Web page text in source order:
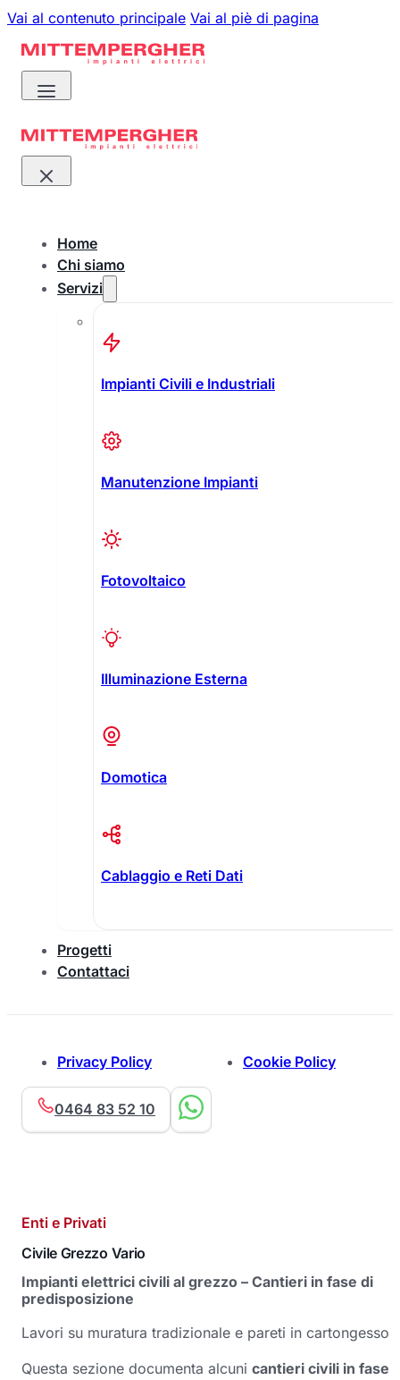
Vai al contenuto principale Vai al piè di pagina
Home
Chi siamo
Servizi
Impianti Civili e Industriali
Manutenzione Impianti
Fotovoltaico
Illuminazione Esterna
Domotica
Cablaggio e Reti Dati
Progetti
Contattaci
Privacy Policy Cookie Policy
0464 83 52 10
Enti e Privati
Civile Grezzo Vario
Impianti elettrici civili al grezzo – Cantieri in fase di
predisposizione
Lavori su muratura tradizionale e pareti in cartongesso
Questa sezione documenta alcuni cantieri civili in fase